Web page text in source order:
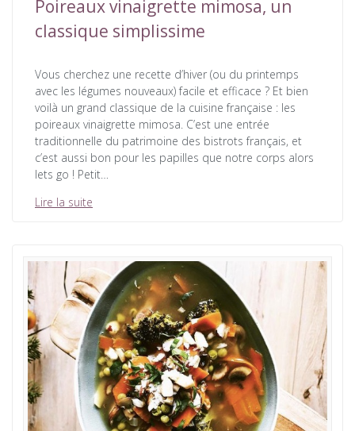
Poireaux vinaigrette mimosa, un
classique simplissime
Vous cherchez une recette d’hiver (ou du printemps
avec les légumes nouveaux) facile et efficace ? Et bien
voilà un grand classique de la cuisine française : les
poireaux vinaigrette mimosa. C’est une entrée
traditionnelle du patrimoine des bistrots français, et
c’est aussi bon pour les papilles que notre corps alors
lets go ! Petit…
Lire la suite